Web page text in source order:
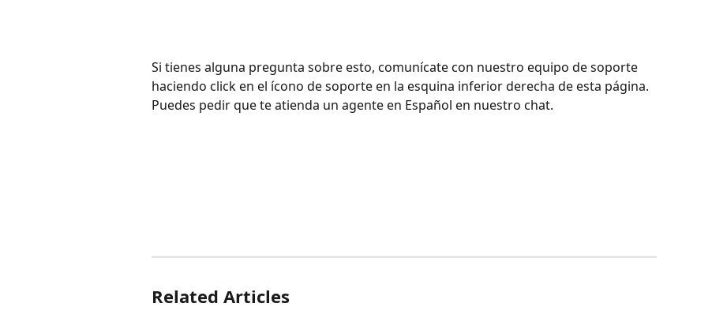
Si tienes alguna pregunta sobre esto, comunícate con nuestro equipo de soporte
haciendo click en el ícono de soporte en la esquina inferior derecha de esta página.
Puedes pedir que te atienda un agente en Español en nuestro chat.
Related Articles